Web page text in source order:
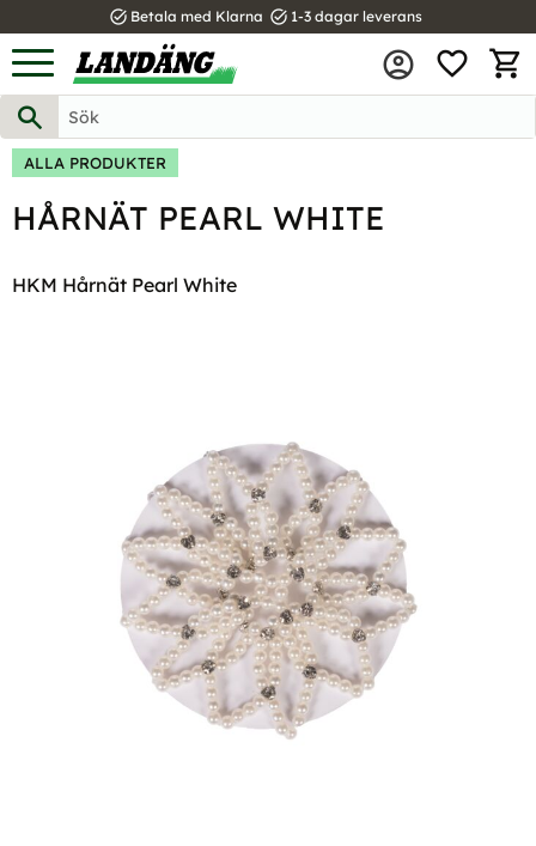
Meny
task_alt Betala med Klarna task_alt 1-3 dagar leverans
ALLA PRODUKTER
HÅRNÄT PEARL WHITE
HKM Hårnät Pearl White